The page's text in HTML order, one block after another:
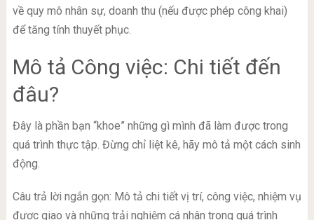
về quy mô nhân sự, doanh thu (nếu được phép công khai)
để tăng tính thuyết phục.
Mô tả Công việc: Chi tiết đến
đâu?
Đây là phần bạn “khoe” những gì mình đã làm được trong
quá trình thực tập. Đừng chỉ liệt kê, hãy mô tả một cách sinh
động.
Câu trả lời ngắn gọn: Mô tả chi tiết vị trí, công việc, nhiệm vụ
được giao và những trải nghiệm cá nhân trong quá trình